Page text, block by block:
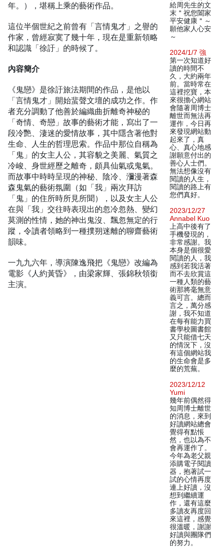
年。），堪稱上乘的藝術作品。
這位半個世紀之前曾有「言情鬼才」之譽的
作家，曾經寂寞了幾十年，現在是重新領略
和認識「徐訏」的時候了。
內容簡介
《鬼戀》是徐訏旅法期間的作品，是他以
「言情鬼才」開始蜚聲文壇的成功之作。作
者充分調動了他善於編織曲折離奇神秘的
「奇情、奇戀」故事的藝術才能，寫出了一
段冷艷、淒迷的愛情故事，其中隱含著他對
生命、人生的哲理思索。作品中那位自稱為
「鬼」的女主人公，其容貌之美麗、氣質之
冷峻、身世經歷之離奇，頗具仙氣或鬼氣。
而故事中時時呈現的神秘、陰冷、瀰漫著森
森鬼氣的藝術氛圍（如「我」兩次拜訪
「鬼」的住所時所見所聞），以及女主人公
在與「我」交往時表現出的忽冷忽熱、變幻
莫測的性情，她的神出鬼沒、飄忽無定的行
蹤，令讀者領略到一種撲朔迷離的聊齋藝術
韻味。
一九九六年，導演陳逸飛把《鬼戀》改編為
電影《人約黃昏》，由梁家輝、張錦秋領銜
主演。
給周先生的文
末＂祝您闔家
平安健康＂～
願他家人心安
～
2024/1/7 強
第一次知道好
讀的時間不
久，大約兩年
前。當時常在
這裡挖寶，本
來很擔心網站
會隨著周博士
離世而無法再
運作，今日再
來發現網站動
起來了，真
心、真心地感
謝願意付出的
善心人士們。
無法想像沒有
閱讀的人生，
閱讀的路上有
您們真好。
2023/12/27
Annabel Kuo
上高中後有了
手機發現的，
非常感謝。我
本身是個很愛
閱讀的人，我
感到若我活著
而不去欣賞這
一種人類的藝
術那將毫無意
義可言。總而
言之，萬分感
謝，我不知道
在每有能力買
書學校圖書館
又只能借七天
的情況下，沒
有這個網站我
的生命會是多
麼的荒蕪。
2023/12/12
Yumi
幾年前偶然得
知周博士離世
的消息，來到
好讀網站總會
覺得有點悵
然，也以為不
會再運作了。
今年為老父親
添購電子閱讀
器，抱著試一
試的心情再度
連上好讀，沒
想到繼續運
作，還有這麼
多讀友再度回
來這裡，感覺
很溫暖，謝謝
好讀與團隊們
的努力。